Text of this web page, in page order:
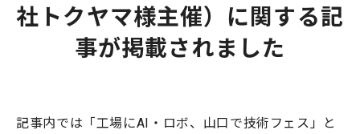
社トクヤマ様主催）に関する記
事が掲載されました
記事内では「工場にAI・ロボ、山口で技術フェス」と